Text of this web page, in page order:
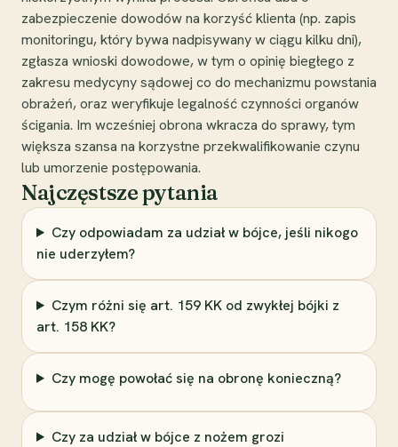
zabezpieczenie dowodów na korzyść klienta (np. zapis
monitoringu, który bywa nadpisywany w ciągu kilku dni),
zgłasza wnioski dowodowe, w tym o opinię biegłego z
zakresu medycyny sądowej co do mechanizmu powstania
obrażeń, oraz weryfikuje legalność czynności organów
ścigania. Im wcześniej obrona wkracza do sprawy, tym
większa szansa na korzystne przekwalifikowanie czynu
lub umorzenie postępowania.
Najczęstsze pytania
Czy odpowiadam za udział w bójce, jeśli nikogo
nie uderzyłem?
Czym różni się art. 159 KK od zwykłej bójki z
art. 158 KK?
Czy mogę powołać się na obronę konieczną?
Czy za udział w bójce z nożem grozi